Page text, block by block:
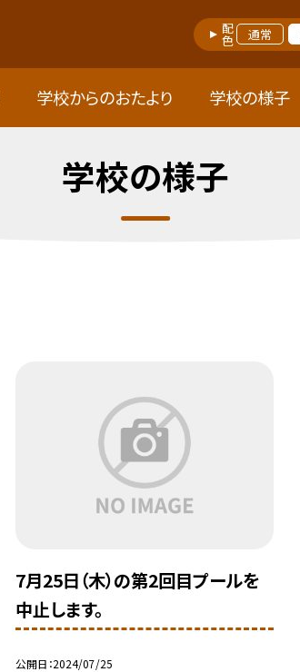
配色 通常
学校からのおたより 学校の様子
学校の様子
7月25日（木）の第2回目プールを
中止します。
公開日 2024/07/25